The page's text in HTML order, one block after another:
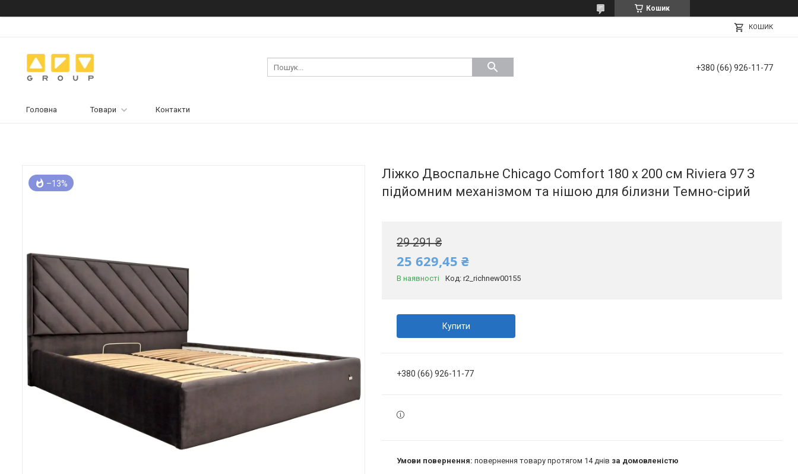
Кошик
КОШИК
+380 (66) 926-11-77
Головна Товари Контакти
–13%
Ліжко Двоспальне Chicago Comfort 180 х 200 см Riviera 97 З
підйомним механізмом та нішою для білизни Темно-сірий
29 291 ₴
25 629,45 ₴
В наявності Код: r2_richnew00155
Купити
+380 (66) 926-11-77
повернення товару протягом 14 днів за домовленістю